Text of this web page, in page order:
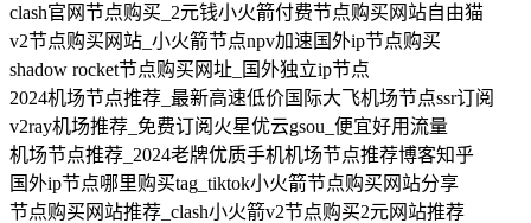
clash官网节点购买_2元钱小火箭付费节点购买网站自由猫
v2节点购买网站_小火箭节点npv加速国外ip节点购买
shadow rocket节点购买网址_国外独立ip节点
2024机场节点推荐_最新高速低价国际大飞机场节点ssr订阅
v2ray机场推荐_免费订阅火星优云gsou_便宜好用流量
机场节点推荐_2024老牌优质手机机场节点推荐博客知乎
国外ip节点哪里购买tag_tiktok小火箭节点购买网站分享
节点购买网站推荐_clash小火箭v2节点购买2元网站推荐